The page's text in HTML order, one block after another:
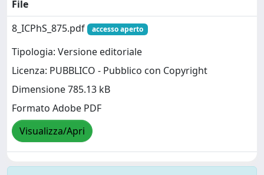
File
8_ICPhS_875.pdf
accesso aperto
Tipologia: Versione editoriale
Licenza: PUBBLICO - Pubblico con Copyright
Dimensione 785.13 kB
Formato Adobe PDF
Visualizza/Apri